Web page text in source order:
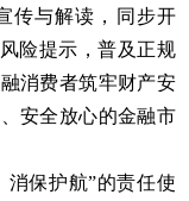
传与解读，同步开
险提示，普及正规
消费者筑牢财产安
安全放心的金融市
消保护航”的责任使